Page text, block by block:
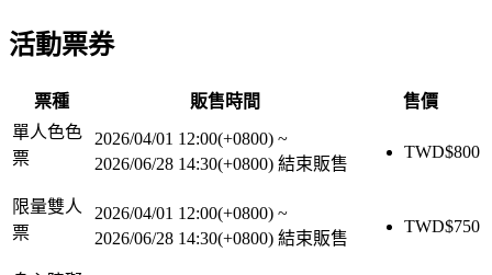
活動票券
票種 販售時間
售價
單人色色
票
2026/04/01 12:00(+0800) ~
2026/06/28 14:30(+0800) 結束販售
TWD$800
限量雙人
票
2026/04/01 12:00(+0800) ~
2026/06/28 14:30(+0800) 結束販售
TWD$750